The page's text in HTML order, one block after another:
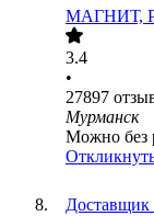
МАГНИТ,
3.4
•
27897
Мурманск
Можно без
Доставщик